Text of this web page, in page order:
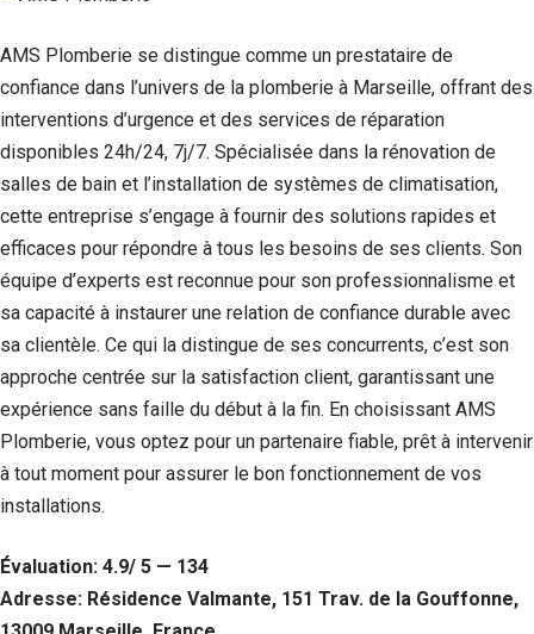
AMS Plomberie se distingue comme un prestataire de
confiance dans l’univers de la plomberie à Marseille, offrant des
interventions d’urgence et des services de réparation
disponibles 24h/24, 7j/7. Spécialisée dans la rénovation de
salles de bain et l’installation de systèmes de climatisation,
cette entreprise s’engage à fournir des solutions rapides et
efficaces pour répondre à tous les besoins de ses clients. Son
équipe d’experts est reconnue pour son professionnalisme et
sa capacité à instaurer une relation de confiance durable avec
sa clientèle. Ce qui la distingue de ses concurrents, c’est son
approche centrée sur la satisfaction client, garantissant une
expérience sans faille du début à la fin. En choisissant AMS
Plomberie, vous optez pour un partenaire fiable, prêt à intervenir
à tout moment pour assurer le bon fonctionnement de vos
installations.
Évaluation: 4.9/ 5 — 134
Adresse: Résidence Valmante, 151 Trav. de la Gouffonne,
Nécessaire
Ces cookies ne
sont pas
facultatifs. Ils
fonctionnement
du site Web.